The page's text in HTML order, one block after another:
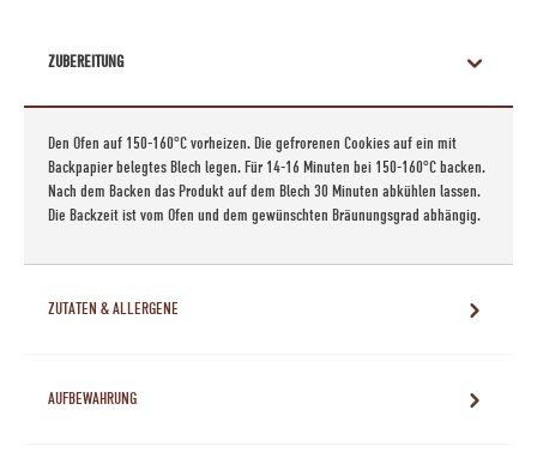
ZUBEREITUNG
Den Ofen auf 150-160°C vorheizen. Die gefrorenen Cookies auf ein mit
Backpapier belegtes Blech legen. Für 14-16 Minuten bei 150-160°C backen.
Nach dem Backen das Produkt auf dem Blech 30 Minuten abkühlen lassen.
Die Backzeit ist vom Ofen und dem gewünschten Bräunungsgrad abhängig.
ZUTATEN & ALLERGENE
AUFBEWAHRUNG